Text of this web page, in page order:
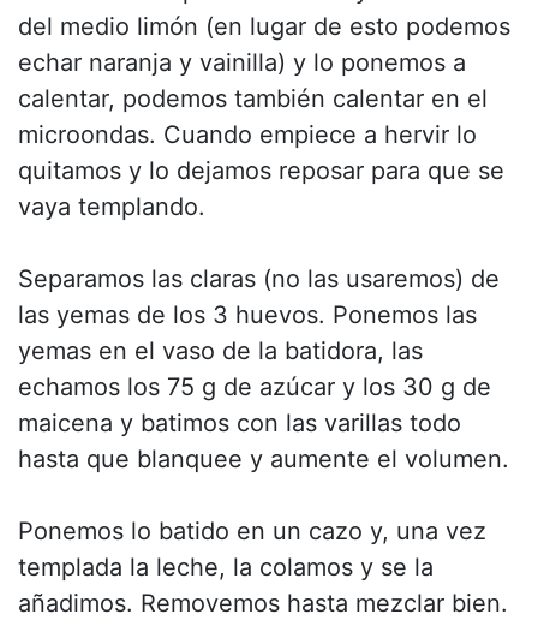
del medio limón (en lugar de esto podemos
echar naranja y vainilla) y lo ponemos a
calentar, podemos también calentar en el
microondas. Cuando empiece a hervir lo
quitamos y lo dejamos reposar para que se
vaya templando.
Separamos las claras (no las usaremos) de
las yemas de los 3 huevos. Ponemos las
yemas en el vaso de la batidora, las
echamos los 75 g de azúcar y los 30 g de
maicena y batimos con las varillas todo
hasta que blanquee y aumente el volumen.
Ponemos lo batido en un cazo y, una vez
templada la leche, la colamos y se la
añadimos. Removemos hasta mezclar bien.